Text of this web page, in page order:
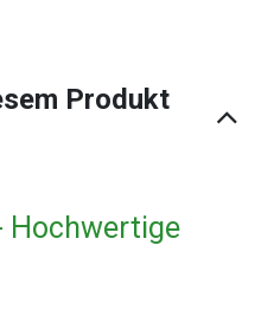
Produkt
Hochwertige